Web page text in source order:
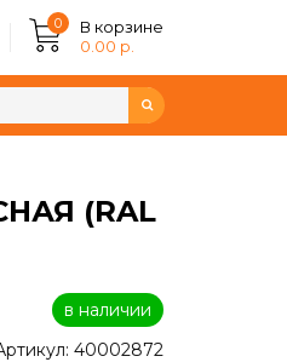
0
В корзине
0.00 р.
(RAL
в наличии
40002872